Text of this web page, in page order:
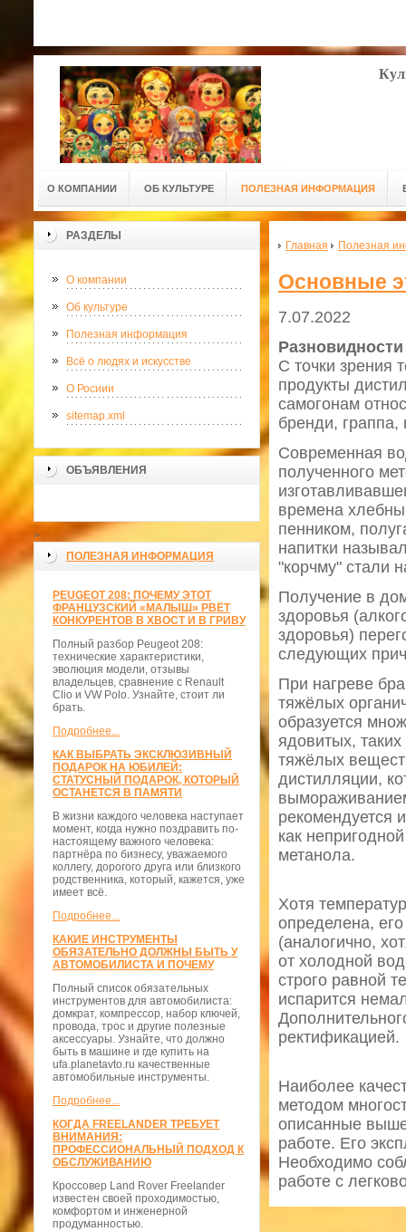
О КОМПАНИИ ОБ КУЛЬТУРЕ ПОЛЕЗНАЯ ИНФОРМАЦИЯ
РАЗДЕЛЫ
О компании
Об культуре
Полезная информация
Всё о людях и искусстве
О Росиии
sitemap.xml
ОБЪЯВЛЕНИЯ
>
ПОЛЕЗНАЯ ИНФОРМАЦИЯ
PEUGEOT 208: ПОЧЕМУ ЭТОТ
ФРАНЦУЗСКИЙ «МАЛЫШ» РВЁТ
КОНКУРЕНТОВ В ХВОСТ И В ГРИВУ
Полный разбор Peugeot 208:
технические характеристики,
эволюция модели, отзывы
владельцев, сравнение с Renault
Clio и VW Polo. Узнайте, стоит ли
брать.
Подробнее...
КАК ВЫБРАТЬ ЭКСКЛЮЗИВНЫЙ
ПОДАРОК НА ЮБИЛЕЙ:
СТАТУСНЫЙ ПОДАРОК, КОТОРЫЙ
ОСТАНЕТСЯ В ПАМЯТИ
В жизни каждого человека наступает
момент, когда нужно поздравить по-
настоящему важного человека:
партнёра по бизнесу, уважаемого
коллегу, дорогого друга или близкого
родственника, который, кажется, уже
имеет всё.
Подробнее...
КАКИЕ ИНСТРУМЕНТЫ
ОБЯЗАТЕЛЬНО ДОЛЖНЫ БЫТЬ У
АВТОМОБИЛИСТА И ПОЧЕМУ
Полный список обязательных
инструментов для автомобилиста:
домкрат, компрессор, набор ключей,
провода, трос и другие полезные
аксессуары. Узнайте, что должно
быть в машине и где купить на
ufa.planetavto.ru качественные
автомобильные инструменты.
Подробнее...
КОГДА FREELANDER ТРЕБУЕТ
ВНИМАНИЯ:
ПРОФЕССИОНАЛЬНЫЙ ПОДХОД К
ОБСЛУЖИВАНИЮ
Кроссовер Land Rover Freelander
известен своей проходимостью,
комфортом и инженерной
продуманностью.
Главная Полезная
Основные
7.07.2022
С точки зрения
продукты
самогонам
бренди,
Современная
полученного
времена
пенником,
напитки
"корчму" стали
Получение в
здоровья
здоровья)
следующих
При нагреве
тяжёлых
образуется
ядовитых,
тяжёлых
дистилляции,
рекомендуется
как
метанола.
Хотя
определена,
(аналогично,
от холодной
строго равной
испарится
ректификацией.
Наиболее
методом
описанные
работе. Его
Необходимо
работе с